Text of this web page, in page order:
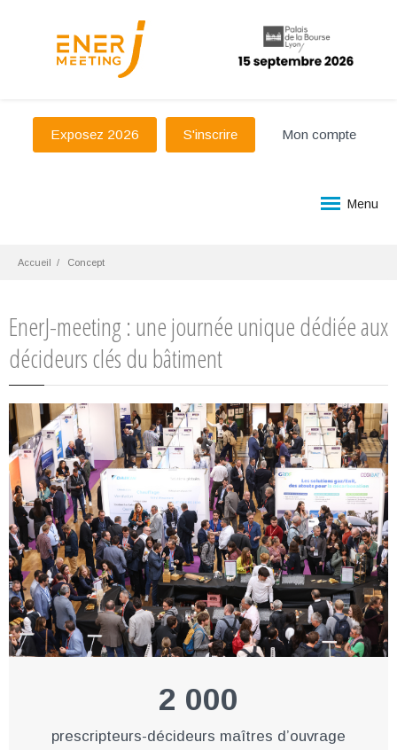
Exposez 2026 S'inscrire Mon compte
Menu
Accueil Concept
EnerJ-meeting : une journée unique dédiée aux
décideurs clés du bâtiment
2 000
prescripteurs-décideurs maîtres d’ouvrage